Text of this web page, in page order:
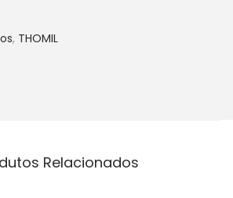
, THOMIL
Relacionados